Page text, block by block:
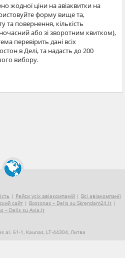
жодної ціни на авіаквитки на
форму вище та,
та повернення, кількість
або зі зворотним квитком),
перевірить дані всіх
в Делі, та надасть до 200
вибору.
| Рейси усіх авіакомпаній | Всі авіакомпанії
сайт | Bostonas – Delis su Skrendam24.lt |
– Delis su Avia.lt
al. 61-1, Kaunas, LT-44304, Литва